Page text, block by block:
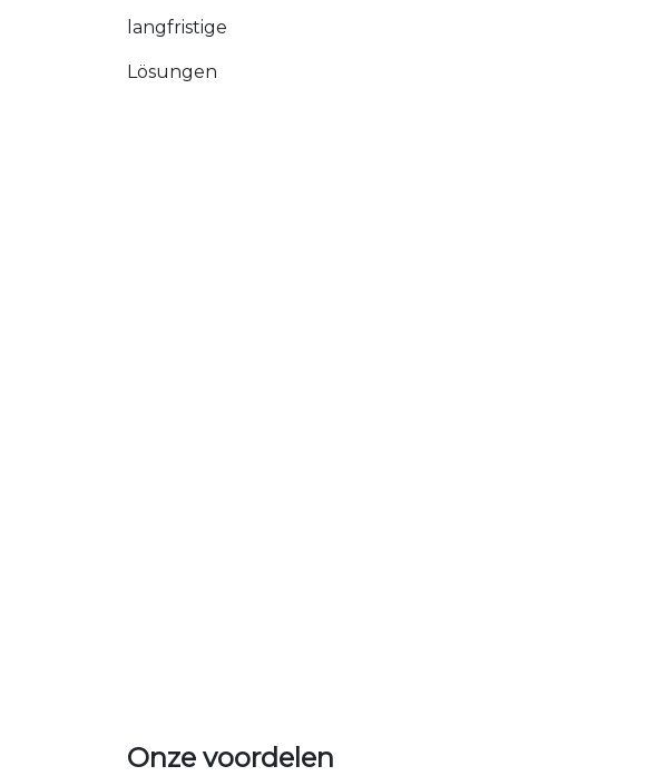
langfristige
Lösungen
Onze voordelen